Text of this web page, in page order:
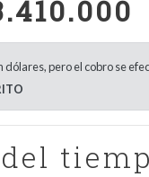
dólares, pero el cobro se